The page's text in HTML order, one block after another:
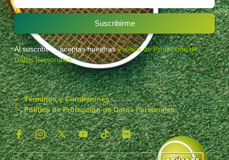
Suscribirme
Al suscribirte, aceptas nuestrasPolítica de Protección de
Datos Personales.
Términos y Condiciones
Política de Protección de Datos Personales